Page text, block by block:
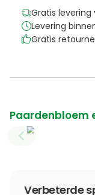
Gratis
Levering
Gratis
Paardenbloem
Previous slide
Verbeterde